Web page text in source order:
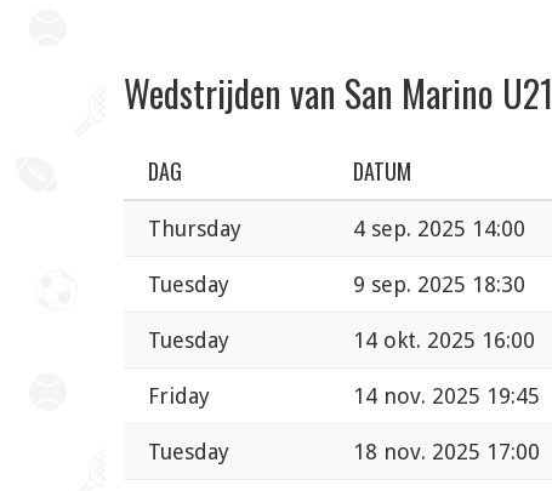
Wedstrijden van San Marino U21
DAG DATUM
Thursday 4 sep. 2025 14:00
Tuesday 9 sep. 2025 18:30
Tuesday 14 okt. 2025 16:00
Friday 14 nov. 2025 19:45
Tuesday 18 nov. 2025 17:00